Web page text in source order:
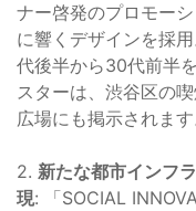
ナー啓発のプロモー
に響くデザインを採
代後半から30代前半
スターは、渋谷区の
広場にも掲示されます
2. 新たな都市インフ
現: 「SOCIAL